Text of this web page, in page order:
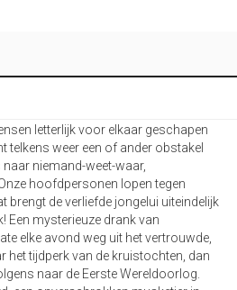
letterlijk voor elkaar geschapen
telkens weer een of ander obstakel
naar niemand-weet-waar,
hoofdpersonen lopen tegen
brengt de verliefde jongelui uiteindelijk
Een mysterieuze drank van
elke avond weg uit het vertrouwde,
het tijdperk van de kruistochten, dan
naar de Eerste Wereldoorlog.